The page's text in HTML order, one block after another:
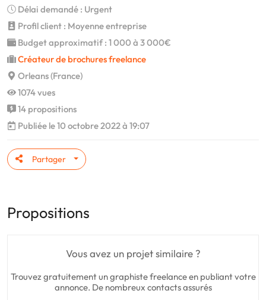
Délai demandé : Urgent
Profil client : Moyenne entreprise
Budget approximatif : 1 000 à 3 000€
Créateur de brochures freelance
Orleans (France)
1074 vues
14 propositions
Publiée le 10 octobre 2022 à 19:07
Partager
Propositions
Vous avez un projet similaire ?
Trouvez gratuitement un graphiste freelance en publiant votre
annonce. De nombreux contacts assurés